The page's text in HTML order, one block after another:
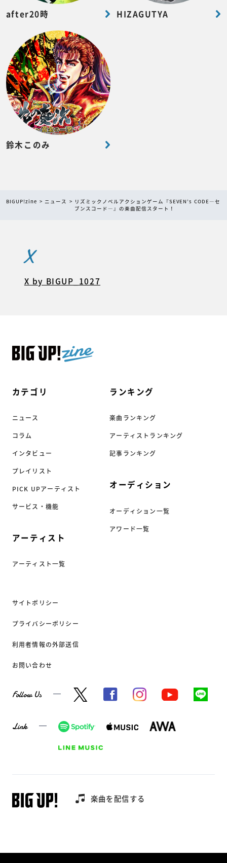
after20時 HIZAGUTYA
鈴木このみ
BIGUP!zine ニュース
リズミックノベルアクションゲーム『SEVEN’s CODE―セ
ブンスコード―』の楽曲配信スタート！
カテゴリ
ニュース
コラム
インタビュー
プレイリスト
PICK UPアーティスト
サービス・機能
アーティスト
アーティスト一覧
ランキング
楽曲ランキング
アーティストランキング
記事ランキング
オーディション
オーディション一覧
アワード一覧
サイトポリシー
プライバシーポリシー
利用者情報の外部送信
お問い合わせ
Follow Us
Link
楽曲を配信する
X
X by BIGUP_1027